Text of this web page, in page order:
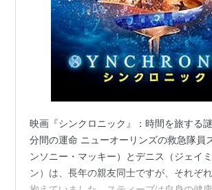
アベンジャーズ／エイジ・オブ・ウ
（2015） 出演
キャプテン・アメリカ／ウィンター
（2014） 出演
L.A. ギャング ストーリー（2013）
リンカーン／秘密の書（2012） 出演
崖っぷちの男（2012） 出演
リアル・スティール （2011） 出演
アジャストメント（2011） 出演
ノトーリアスB.I.G. （2009）＜未＞
映画『シンクロニック』：時間を旅する
分間の運命 ニューオーリンズの救急隊員
ンソニー・マッキー）とデニス（ジェイ
ン）は、長年の親友同士ですが、それぞ